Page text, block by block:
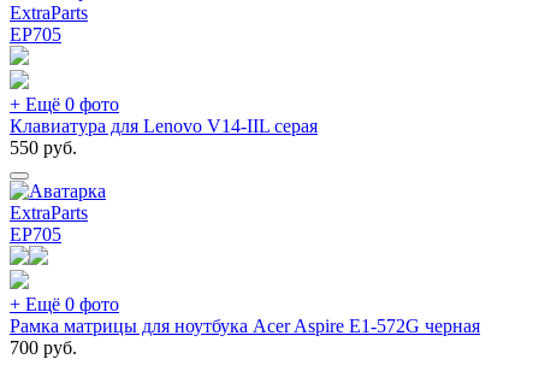
ExtraParts
EP705
+ Ещё 0 фото
Клавиатура для Lenovo V14-IIL серая
550 руб.
ExtraParts
EP705
+ Ещё 0 фото
Рамка матрицы для ноутбука Acer Aspire E1-572G черная
700 руб.